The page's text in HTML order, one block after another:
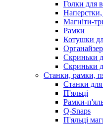
Голки для
Наперстки,
Магніти-
Рамки
Котушки
Скриньки
Скриньки
Станки, рамки,
Станки
П'яльці
Рамки-
Q-Snaps
П'яльці